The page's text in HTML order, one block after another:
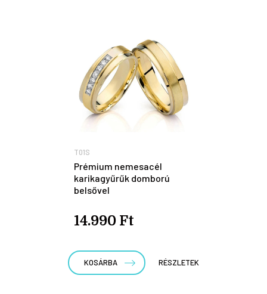
T01S
Prémium nemesacél
karikagyűrűk domború
belsővel
14.990 Ft
KOSÁRBA RÉSZLETEK